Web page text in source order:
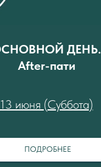
ДЕНЬ.
After-пати
13 июня (Суббота)
ПОДРОБНЕЕ